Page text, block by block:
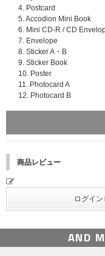
4. Postcard
5. Accodion Mini Book
6. Mini CD-R / CD
7. Envelope
8. Sticker A・B
9. Sticker Book
10. Poster
11. Photocard A
12. Photocard B
※サイズや商品内容は制
ございます。あらかじめ
商品レビュー
AND